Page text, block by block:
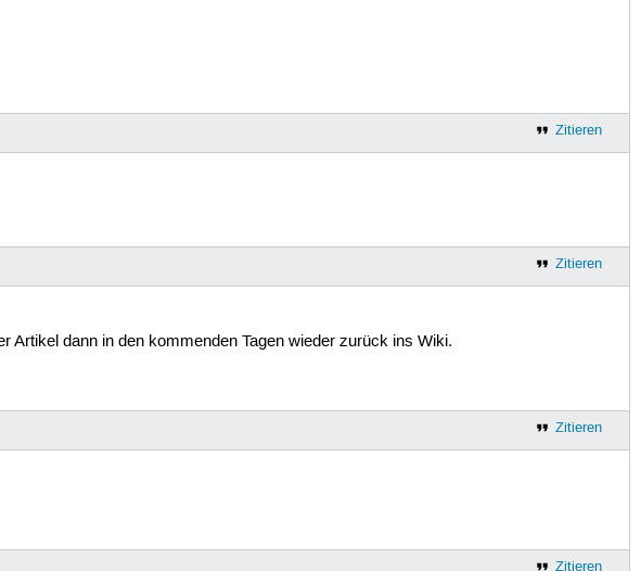
Zitieren
Zitieren
dann in den kommenden Tagen wieder zurück ins Wiki.
Zitieren
Zitieren